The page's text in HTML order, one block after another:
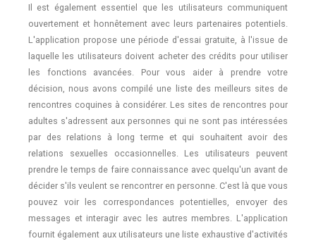
Il est également essentiel que les utilisateurs communiquent
ouvertement et honnêtement avec leurs partenaires potentiels.
L'application propose une période d'essai gratuite, à l'issue de
laquelle les utilisateurs doivent acheter des crédits pour utiliser
les fonctions avancées. Pour vous aider à prendre votre
décision, nous avons compilé une liste des meilleurs sites de
rencontres coquines à considérer. Les sites de rencontres pour
adultes s'adressent aux personnes qui ne sont pas intéressées
par des relations à long terme et qui souhaitent avoir des
relations sexuelles occasionnelles. Les utilisateurs peuvent
prendre le temps de faire connaissance avec quelqu'un avant de
décider s'ils veulent se rencontrer en personne. C'est là que vous
pouvez voir les correspondances potentielles, envoyer des
messages et interagir avec les autres membres. L'application
fournit également aux utilisateurs une liste exhaustive d'activités